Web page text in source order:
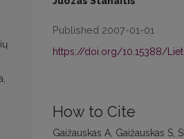
Published 2007-01-01
https://doi.org/10.15388/
How to Cite
Gaižauskas A, Gaižauskas S,